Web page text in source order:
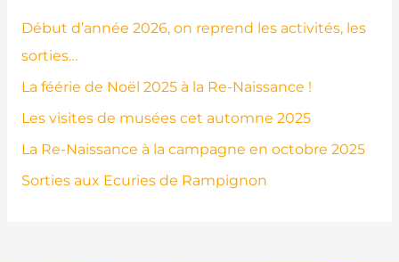
Début d’année 2026, on reprend les activités, les
sorties…
La féérie de Noël 2025 à la Re-Naissance !
Les visites de musées cet automne 2025
La Re-Naissance à la campagne en octobre 2025
Sorties aux Ecuries de Rampignon